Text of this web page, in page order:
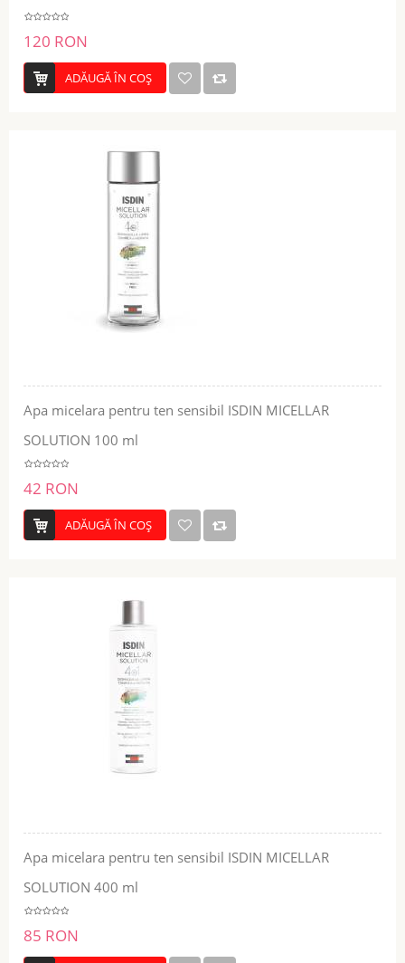
120 RON
ADĂUGĂ ÎN COŞ
Apa micelara pentru ten sensibil ISDIN MICELLAR
SOLUTION 100 ml
42 RON
ADĂUGĂ ÎN COŞ
Apa micelara pentru ten sensibil ISDIN MICELLAR
SOLUTION 400 ml
85 RON